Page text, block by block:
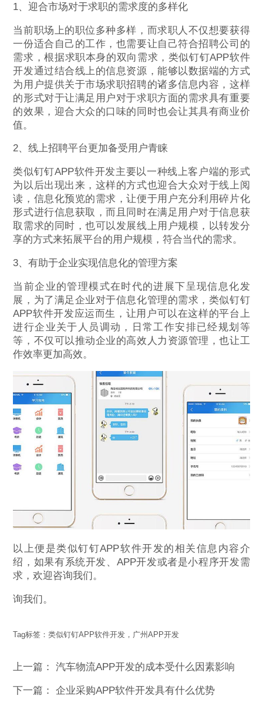
1、迎合市场对于求职的需求度的多样化
当前职场上的职位多种多样，而求职人不仅想要获得
一份适合自己的工作，也需要让自己符合招聘公司的
需求，根据求职本身的双向需求，类似钉钉APP软件
开发通过结合线上的信息资源，能够以数据端的方式
为用户提供关于市场求职招聘的诸多信息内容，这样
的形式对于让满足用户对于求职方面的需求具有重要
的效果，迎合大众的口味的同时也会让其具有商业价
值。
2、线上招聘平台更加备受用户青睐
类似钉钉APP软件开发主要以一种线上客户端的形式
为以后出现出来，这样的方式也迎合大众对于线上阅
读，信息化预览的需求，让便于用户充分利用碎片化
形式进行信息获取，而且同时在满足用户对于信息获
取需求的同时，也可以发展线上用户规模，以转发分
享的方式来拓展平台的用户规模，符合当代的需求。
3、有助于企业实现信息化的管理方案
当前企业的管理模式在时代的进展下呈现信息化发
展，为了满足企业对于信息化管理的需求，类似钉钉
APP软件开发应运而生，让用户可以在这样的平台上
进行企业关于人员调动，日常工作安排已经规划等
等，不仅可以推动企业的高效人力资源管理，也让工
作效率更加高效。
以上便是类似钉钉APP软件开发的相关信息内容介
绍，如果有系统开发、APP开发或者是小程序开发需
求，欢迎咨询我们。
询我们。
Tag标签：类似钉钉APP软件开发，广州APP开发
上一篇：汽车物流APP开发的成本受什么因素影响
下一篇：企业采购APP软件开发具有什么优势